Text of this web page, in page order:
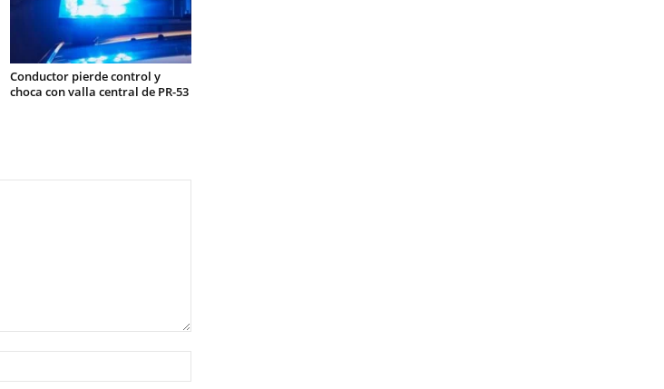
Conductor pierde control y
choca con valla central de PR-53